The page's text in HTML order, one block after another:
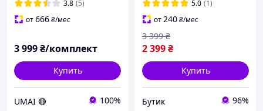
3.8 (5)
от666₴/мес
3 999₴/комплект
Купить
UMAI 🔴 100%
аксессуарами подвижная
doll
5.0 (1)
от240₴/мес
2 399₴
3 399 ₴
Купить
Бутик 96%